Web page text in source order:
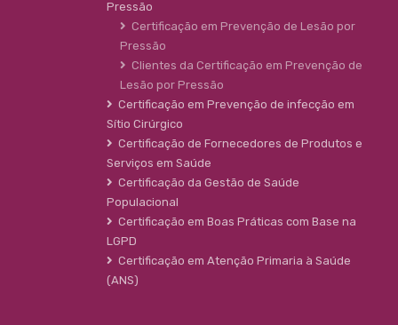
Pressão
Certificação em Prevenção de Lesão por
Pressão
Clientes da Certificação em Prevenção de
Lesão por Pressão
Certificação em Prevenção de infecção em
Sítio Cirúrgico
Certificação de Fornecedores de Produtos e
Serviços em Saúde
Certificação da Gestão de Saúde
Populacional
Certificação em Boas Práticas com Base na
LGPD
Certificação em Atenção Primaria à Saúde
(ANS)